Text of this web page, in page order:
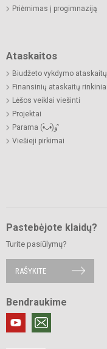
Priėmimas į progimnaziją
Ataskaitos
Biudžeto vykdymo
Finansinių ataskaitų rinkiniai
Lėšos veiklai viešinti
Projektai
Parama (•̀ᴗ•́)و ̑̑
Viešieji pirkimai
Pastebėjote klaidų?
Turite pasiūlymų?
RAŠYKITE
Bendraukime